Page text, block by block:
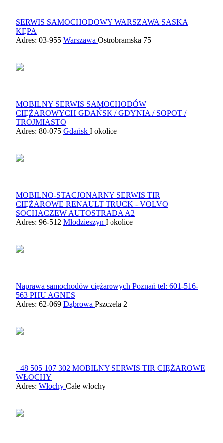
SERWIS SAMOCHODOWY WARSZAWA SASKA
KĘPA
Adres: 03-955 Warszawa Ostrobramska 75
MOBILNY SERWIS SAMOCHODÓW
CIĘŻAROWYCH GDAŃSK / GDYNIA / SOPOT /
TRÓJMIASTO
Adres: 80-075 Gdańsk I okolice
MOBILNO-STACJONARNY SERWIS TIR
CIĘŻAROWE RENAULT TRUCK - VOLVO
SOCHACZEW AUTOSTRADA A2
Adres: 96-512 Młodzieszyn I okolice
Naprawa samochodów ciężarowych Poznań tel: 601-516-
563 PHU AGNES
Adres: 62-069 Dąbrowa Pszczela 2
+48 505 107 302 MOBILNY SERWIS TIR CIĘŻAROWE
WŁOCHY
Adres: Włochy Całe włochy